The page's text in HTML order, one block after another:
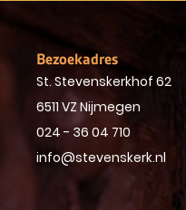
Bezoekadres
St. Stevenskerkhof 62
6511 VZ Nijmegen
024 - 36 04 710
info@stevenskerk.nl